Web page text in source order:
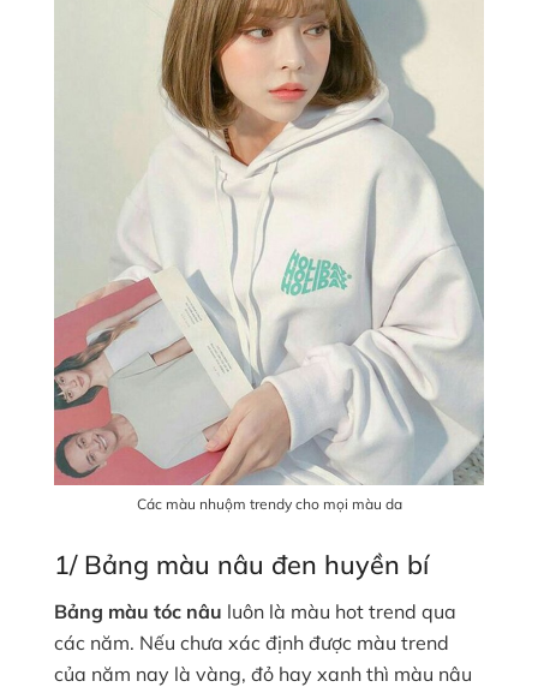
Các màu nhuộm trendy cho mọi màu da
1/ Bảng màu nâu đen huyền bí
Bảng màu tóc nâu luôn là màu hot trend qua
các năm. Nếu chưa xác định được màu trend
của năm nay là vàng, đỏ hay xanh thì màu nâu